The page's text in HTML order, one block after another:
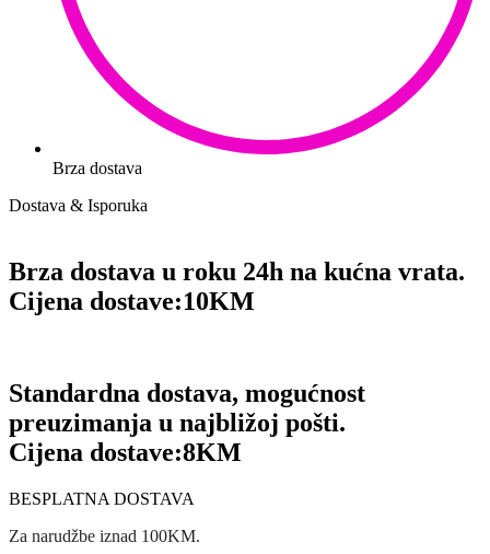
Brza dostava
Dostava & Isporuka
Brza dostava u roku 24h na kućna vrata.
Cijena dostave:10KM
Standardna dostava, mogućnost
preuzimanja u najbližoj pošti.
Cijena dostave:8KM
BESPLATNA DOSTAVA
Za narudžbe iznad 100KM.